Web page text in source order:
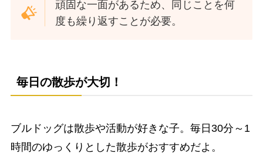
頑固な一面があるため、同じことを何
度も繰り返すことが必要。
毎日の散歩が大切！
ブルドッグは散歩や活動が好きな子。毎日30分～1
時間のゆっくりとした散歩がおすすめだよ。